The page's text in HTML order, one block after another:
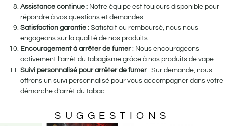
Assistance continue : Notre équipe est toujours disponible pour
répondre à vos questions et demandes.
Satisfaction garantie : Satisfait ou remboursé, nous nous
engageons sur la qualité de nos produits.
Encouragement à arrêter de fumer: Nous encourageons
activement l’arrêt du tabagisme grâce à nos produits de vape.
Suivi personnalisé pour arrêter de fumer: Sur demande, nous
offrons un suivi personnalisé pour vous accompagner dans votre
démarche d’arrêt du tabac.
SUGGESTIONS